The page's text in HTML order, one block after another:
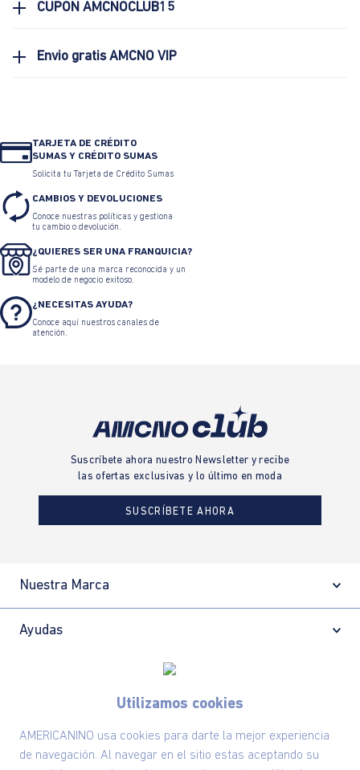
Utilizamos cookies
AMERICANINO usa cookies para darte la mejor experiencia
de navegación. Al navegar en el sitio estas aceptando su
CUPÓN AMCNOCLUB15
Envio gratis AMCNO VIP
TARJETA DE CRÉDITO
SUMAS Y CRÉDITO SUMAS
Solicita tu Tarjeta de Crédito Sumas
CAMBIOS Y DEVOLUCIONES
Conoce nuestras políticas y gestiona
tu cambio o devolución.
¿QUIERES SER UNA FRANQUICIA?
Sé parte de una marca reconocida y un
modelo de negocio exitoso.
¿NECESITAS AYUDA?
Conoce aquí nuestros canales de
atención.
Suscríbete ahora nuestro Newsletter y recibe
las ofertas exclusivas y lo último en moda
SUSCRÍBETE AHORA
Nuestra Marca
Ayudas